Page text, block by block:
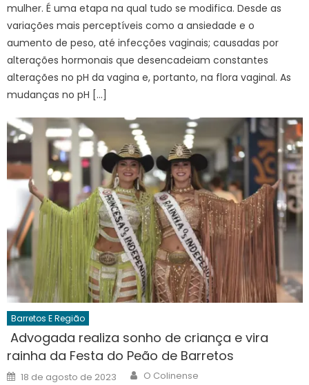
mulher. É uma etapa na qual tudo se modifica. Desde as
variações mais perceptíveis como a ansiedade e o
aumento de peso, até infecções vaginais; causadas por
alterações hormonais que desencadeiam constantes
alterações no pH da vagina e, portanto, na flora vaginal. As
mudanças no pH […]
Barretos E Região
Advogada realiza sonho de criança e vira
rainha da Festa do Peão de Barretos
Posted
on
18 de agosto de 2023 Author
O Colinense